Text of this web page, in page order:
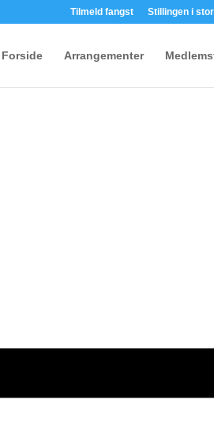
Tilmeld fangst Stillingen i
Forside Arrangementer